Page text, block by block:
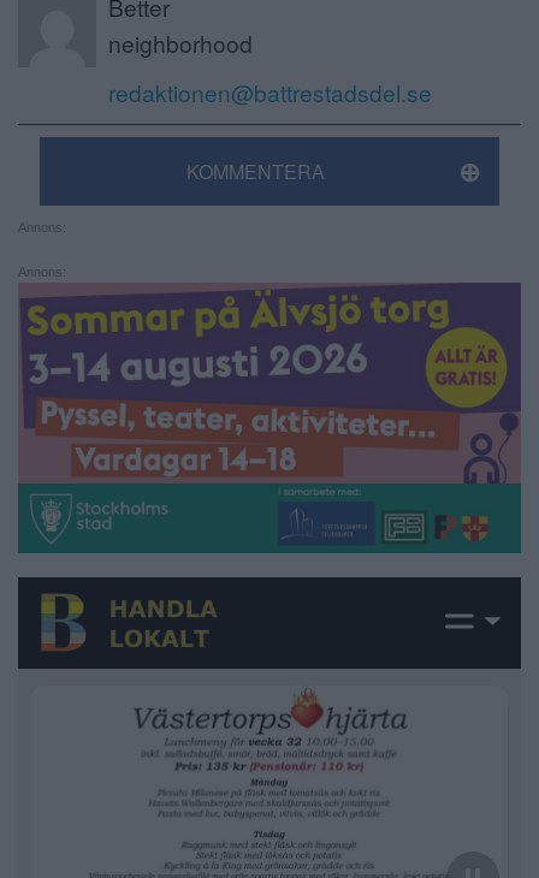
neighborhood
redaktionen@battrestadsdel.se
KOMMENTERA
Annons:
Annons: